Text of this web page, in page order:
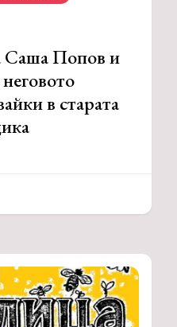
Саша Попов и
в старата